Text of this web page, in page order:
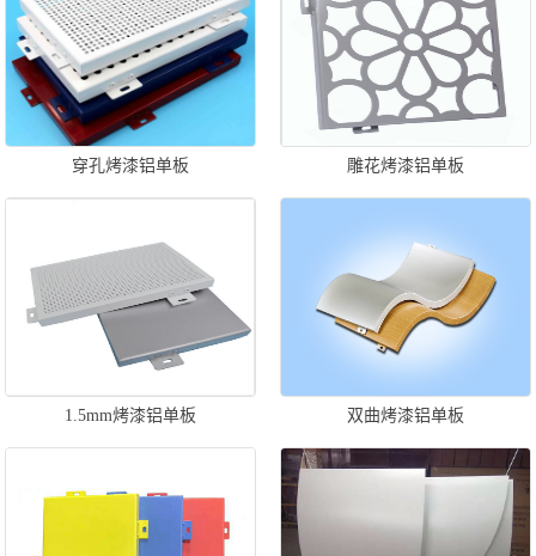
穿孔烤漆铝单板 雕花烤漆铝单板
1.5mm烤漆铝单板 双曲烤漆铝单板